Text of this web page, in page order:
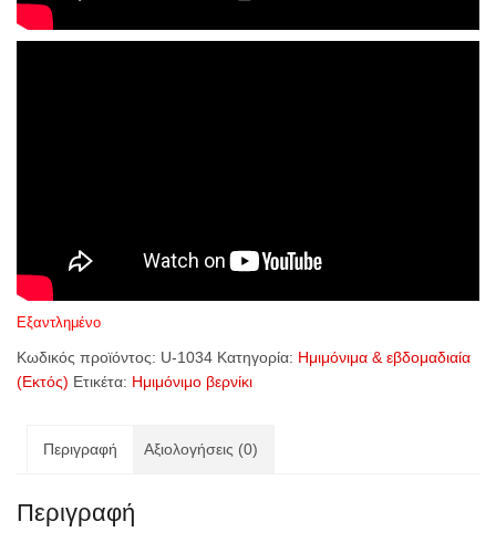
Εξαντλημένο
Κωδικός προϊόντος: U-1034 Κατηγορία: Ημιμόνιμα & εβδομαδιαία
(Εκτός) Ετικέτα: Ημιμόνιμο βερνίκι
Περιγραφή Αξιολογήσεις (0)
Περιγραφή